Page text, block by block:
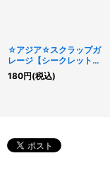
☆アジア☆スクラップガ
レージ【シークレット】
{アジア25PP-JP003}
《罠》
180円(税込)